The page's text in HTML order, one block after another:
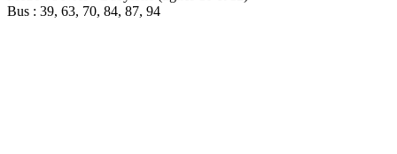
Bus : 39, 63, 70, 84, 87, 94